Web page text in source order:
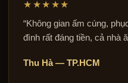
★★★★★
“Không gian ấm cúng,
đình rất đáng tiền, cả nhà
Thu Hà — TP.HCM